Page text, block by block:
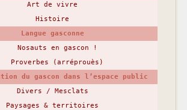
Art de vivre
Histoire
Langue gasconne
Nosauts en gascon !
Proverbes (arréprouès)
du gascon dans l’espace public
Divers / Mesclats
Paysages & territoires